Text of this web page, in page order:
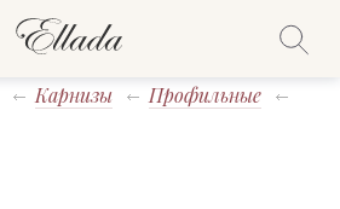
Карнизы
Профильные